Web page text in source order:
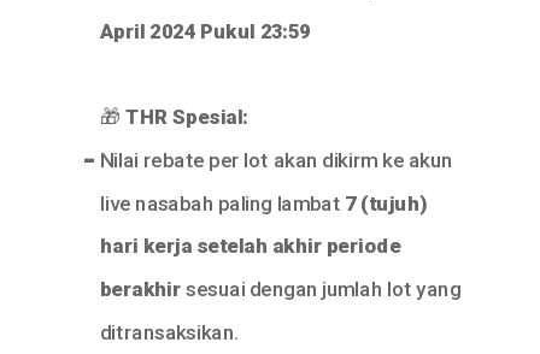
April 2024 Pukul 23:59
🎁 THR Spesial:
Nilai rebate per lot akan dikirm ke akun
live nasabah paling lambat 7 (tujuh)
hari kerja setelah akhir periode
berakhir sesuai dengan jumlah lot yang
ditransaksikan.
-